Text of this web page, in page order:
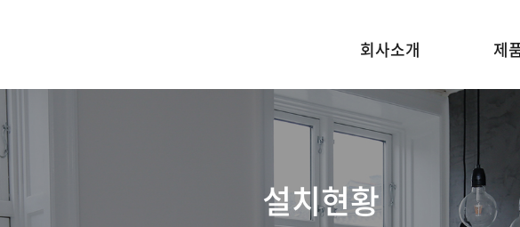
회사소개 제
설치현황